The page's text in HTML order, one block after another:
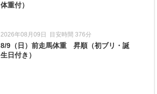
体重付）
2026年08月09日 目安時間 376分
8/9（日）前走馬体重 昇順（初ブリ・誕
生日付き）